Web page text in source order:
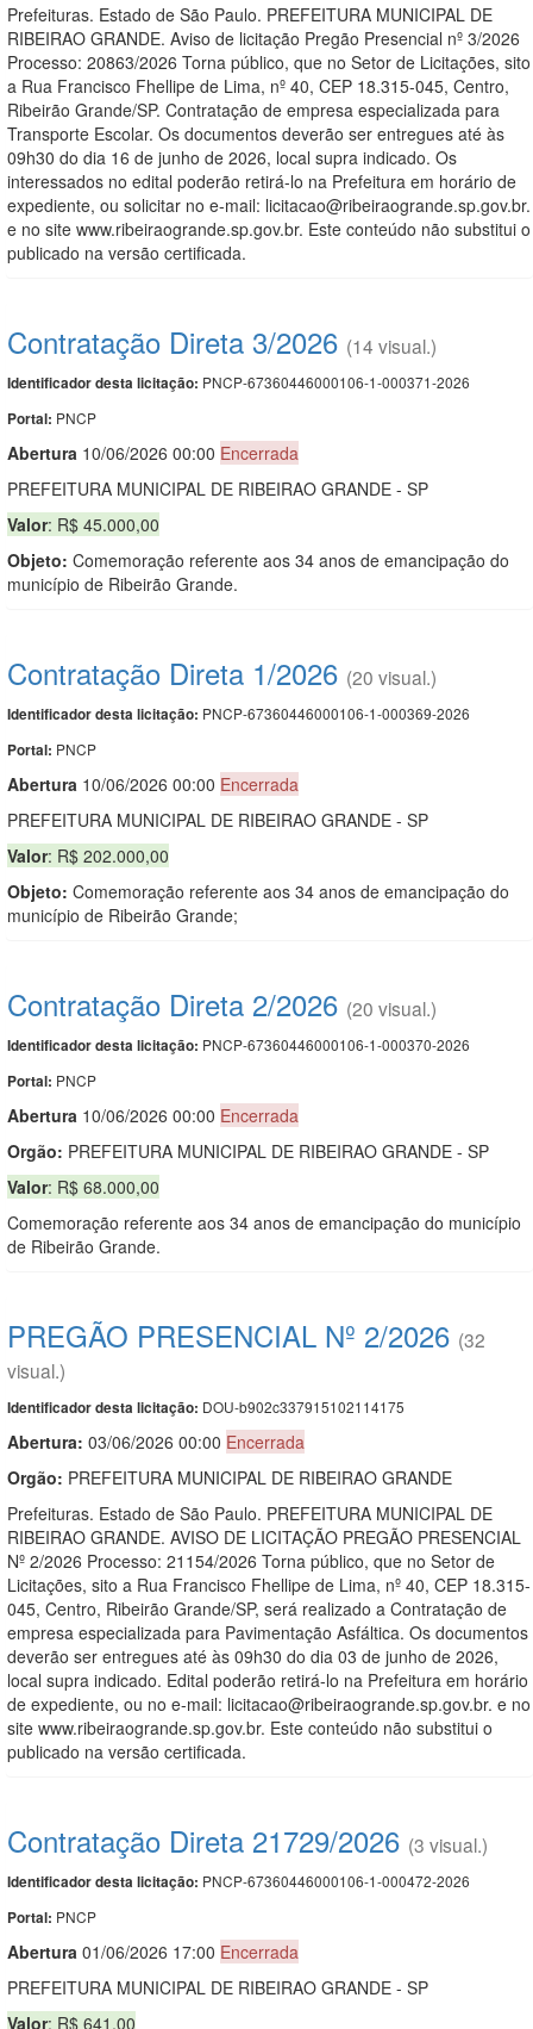
Prefeituras. Estado de São Paulo. PREFEITURA MUNICIPAL DE
RIBEIRAO GRANDE. Aviso de licitação Pregão Presencial nº 3/2026
Processo: 20863/2026 Torna público, que no Setor de Licitações, sito
a Rua Francisco Fhellipe de Lima, nº 40, CEP 18.315-045, Centro,
Ribeirão Grande/SP. Contratação de empresa especializada para
Transporte Escolar. Os documentos deverão ser entregues até às
09h30 do dia 16 de junho de 2026, local supra indicado. Os
interessados no edital poderão retirá-lo na Prefeitura em horário de
expediente, ou solicitar no e-mail: licitacao@ribeiraogrande.sp.gov.br.
e no site www.ribeiraogrande.sp.gov.br. Este conteúdo não substitui o
publicado na versão certificada.
Contratação Direta 3/2026 (14 visual.)
Identificador desta licitação: PNCP-67360446000106-1-000371-2026
Portal: PNCP
Abertura 10/06/2026 00:00 Encerrada
PREFEITURA MUNICIPAL DE RIBEIRAO GRANDE - SP
Valor: R$ 45.000,00
Objeto: Comemoração referente aos 34 anos de emancipação do
município de Ribeirão Grande.
Contratação Direta 1/2026 (20 visual.)
Identificador desta licitação: PNCP-67360446000106-1-000369-2026
Portal: PNCP
Abertura 10/06/2026 00:00 Encerrada
PREFEITURA MUNICIPAL DE RIBEIRAO GRANDE - SP
Valor: R$ 202.000,00
Objeto: Comemoração referente aos 34 anos de emancipação do
município de Ribeirão Grande;
Contratação Direta 2/2026 (20 visual.)
Identificador desta licitação: PNCP-67360446000106-1-000370-2026
Portal: PNCP
Abertura 10/06/2026 00:00 Encerrada
Orgão: PREFEITURA MUNICIPAL DE RIBEIRAO GRANDE - SP
Valor: R$ 68.000,00
Comemoração referente aos 34 anos de emancipação do município
de Ribeirão Grande.
PREGÃO PRESENCIAL Nº 2/2026 (32
visual.)
Identificador desta licitação: DOU-b902c337915102114175
Abertura: 03/06/2026 00:00 Encerrada
Orgão: PREFEITURA MUNICIPAL DE RIBEIRAO GRANDE
Prefeituras. Estado de São Paulo. PREFEITURA MUNICIPAL DE
RIBEIRAO GRANDE. AVISO DE LICITAÇÃO PREGÃO PRESENCIAL
Nº 2/2026 Processo: 21154/2026 Torna público, que no Setor de
Licitações, sito a Rua Francisco Fhellipe de Lima, nº 40, CEP 18.315-
045, Centro, Ribeirão Grande/SP, será realizado a Contratação de
empresa especializada para Pavimentação Asfáltica. Os documentos
deverão ser entregues até às 09h30 do dia 03 de junho de 2026,
local supra indicado. Edital poderão retirá-lo na Prefeitura em horário
de expediente, ou no e-mail: licitacao@ribeiraogrande.sp.gov.br. e no
site www.ribeiraogrande.sp.gov.br. Este conteúdo não substitui o
publicado na versão certificada.
Contratação Direta 21729/2026 (3 visual.)
Identificador desta licitação: PNCP-67360446000106-1-000472-2026
Portal: PNCP
Abertura 01/06/2026 17:00 Encerrada
PREFEITURA MUNICIPAL DE RIBEIRAO GRANDE - SP
Valor: R$ 641,00